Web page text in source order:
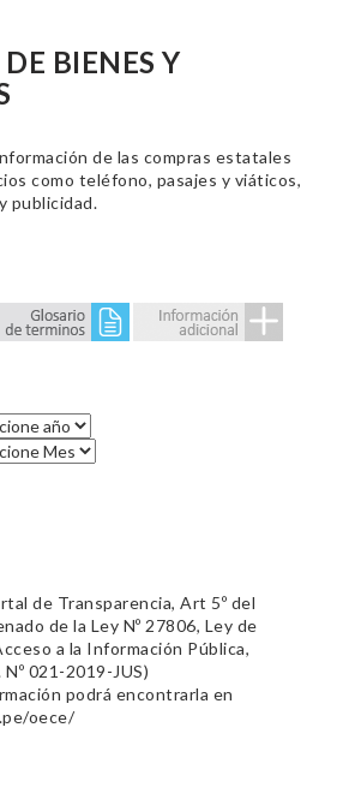
BIENES Y
de las compras estatales
como teléfono, pasajes y viáticos,
publicidad.
de Transparencia, Art 5º del
de la Ley Nº 27806, Ley de
a la Información Pública,
021-2019-JUS)
podrá encontrarla en
oece/